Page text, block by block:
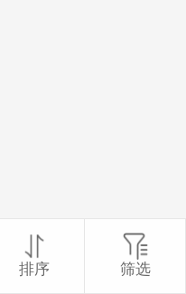
排序 筛选